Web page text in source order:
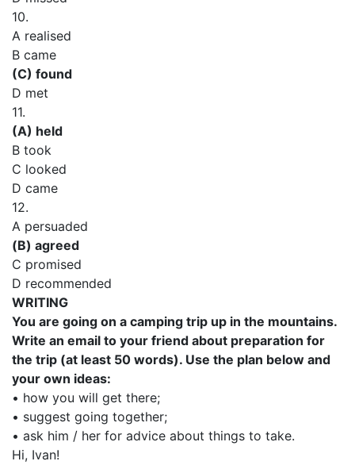
10.
A realised
В came
(C) found
D met
11.
(A) held
В took
C looked
D came
12.
A persuaded
(В) agreed
C promised
D recommended
WRITING
You are going on a camping trip up in the mountains.
Write an email to your friend about preparation for
the trip (at least 50 words). Use the plan below and
your own ideas:
• how you will get there;
• suggest going together;
• ask him / her for advice about things to take.
Hi, Ivan!